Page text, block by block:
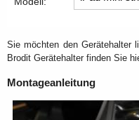
Sie möchten den Gerätehalter
Brodit Gerätehalter finden Sie
Montageanleitung